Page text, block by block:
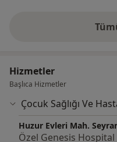
Hizmetler
Başlıca Hizmetler
Çocuk Sağlığı Ve
Huzur Evleri Mah.
Özel Genesis Hospital